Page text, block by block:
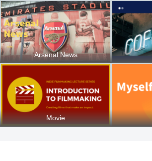
Arsenal News
Movie